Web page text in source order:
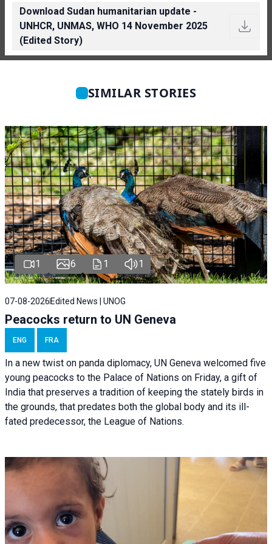
Download Sudan humanitarian update -
UNHCR, UNMAS, WHO 14 November 2025
(Edited Story)
SIMILAR STORIES
1 6 1 1
07-08-2026 Edited News | UNOG
Peacocks return to UN Geneva
ENG FRA
In a new twist on panda diplomacy, UN Geneva welcomed five
young peacocks to the Palace of Nations on Friday, a gift of
India that preserves a tradition of keeping the stately birds in
the grounds, that predates both the global body and its ill-
fated predecessor, the League of Nations.